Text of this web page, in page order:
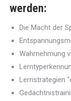
werden:
Die Macht der
Wahrnehmung
Lernstrategien